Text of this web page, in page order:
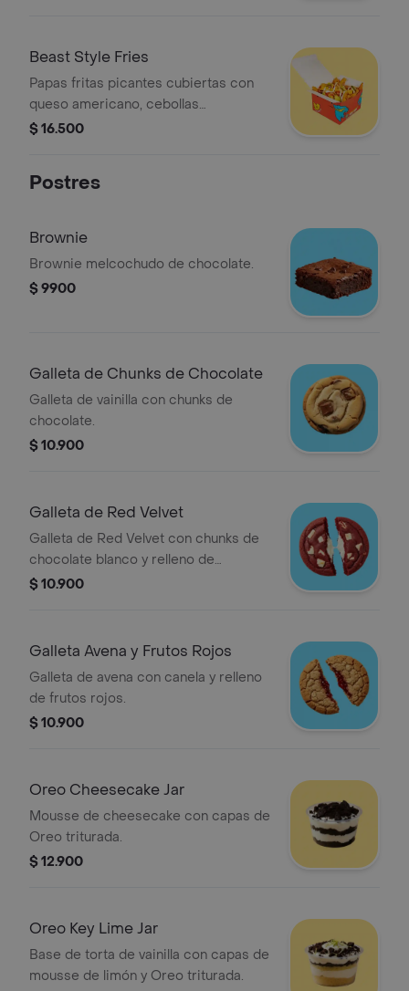
Beast Style Fries
Papas fritas picantes cubiertas con
queso americano, cebollas
caramelizadas, pepinillos, mayonesa,
$ 16.500
Postres
Brownie
Brownie melcochudo de chocolate.
$ 9900
Galleta de Chunks de Chocolate
Galleta de vainilla con chunks de
chocolate.
$ 10.900
Galleta de Red Velvet
Galleta de Red Velvet con chunks de
chocolate blanco y relleno de
Cheesecake.
$ 10.900
Galleta Avena y Frutos Rojos
Galleta de avena con canela y relleno
de frutos rojos.
$ 10.900
Oreo Cheesecake Jar
Mousse de cheesecake con capas de
Oreo triturada.
$ 12.900
Oreo Key Lime Jar
Base de torta de vainilla con capas de
mousse de limón y Oreo triturada.